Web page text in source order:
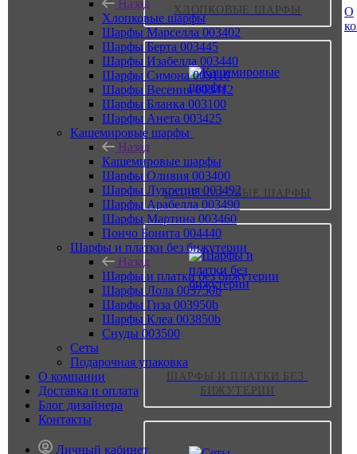
ХЛОПКОВЫЕ ШАРФЫ
КАШЕМИРОВЫЕ ШАРФЫ
ШАРФЫ И ПЛАТКИ БЕЗ
БИЖУТЕРИИ
О
Назад
Хлопковые шарфы
Шарфы Марселла 003402
Шарфы Берта 003445
Шарфы Изабелла 003440
Шарфы Симона 003110
Шарфы Весения 003412
Шарфы Бланка 003100
Шарфы Анета 003425
Кашемировые шарфы
Назад
Кашемировые шарфы
Шарфы Оливия 003400
Шарфы Лукреция 003492
Шарфы Арабелла 003490
Шарфы Мартина 003460
Пончо Бонита 004440
Шарфы и платки без бижутерии
Назад
Шарфы и платки без бижутерии
Шарфы Лола 003750b
Шарфы Гиза 003950b
Шарфы Клеа 003850b
Снуды 003500
Сеты
Подарочная упаковка
О компании
Доставка и оплата
Блог дизайнера
Контакты
Личный кабинет